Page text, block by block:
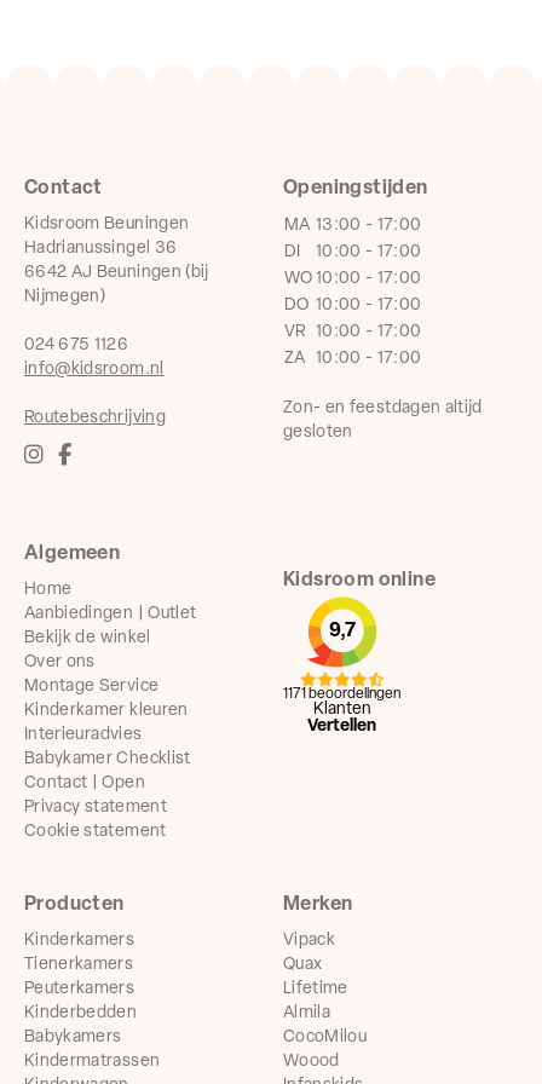
Algemeen
Home
Aanbiedingen | Outlet
Bekijk de winkel
Over ons
Montage Service
Kinderkamer kleuren
Interieuradvies
Babykamer Checklist
Contact | Open
Privacy statement
Cookie statement
Producten
Kinderkamers
Tienerkamers
Peuterkamers
Kinderbedden
Babykamers
Kindermatrassen
Merken
Vipack
Quax
Lifetime
Almila
CocoMilou
Woood
Contact
Kidsroom Beuningen
Hadrianussingel 36
6642 AJ Beuningen (bij
Nijmegen)
024 675 1126
info@kidsroom.nl
Routebeschrijving
Openingstijden
MA 13:00 - 17:00
DI
10:00 - 17:00
WO 10:00 - 17:00
DO 10:00 - 17:00
VR 10:00 - 17:00
ZA 10:00 - 17:00
Zon- en feestdagen altijd
gesloten
Kidsroom online
9,7
Klanten
Vertellen
1171 beoordelingen